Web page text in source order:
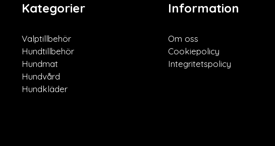
Kategorier
Valptillbehör
Hundtillbehör
Hundmat
Hundvård
Hundkläder
Information
Om oss
Cookiepolicy
Integritetspolicy